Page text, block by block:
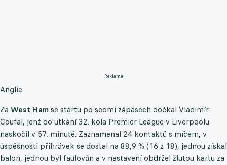
Reklama
Anglie
Za West Ham se startu po sedmi zápasech dočkal Vladimír
Coufal, jenž do utkání 32. kola Premier League v Liverpoolu
naskočil v 57. minutě. Zaznamenal 24 kontaktů s míčem, v
úspěšnosti přihrávek se dostal na 88,9 % (16 z 18), jednou získal
balon, jednou byl faulován a v nastavení obdržel žlutou kartu za